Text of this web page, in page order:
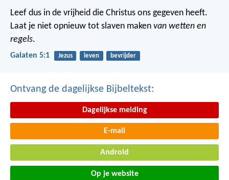
Leef dus in de vrijheid die Christus ons gegeven heeft.
Laat je niet opnieuw tot slaven maken van wetten en
regels.
Galaten 5:1 Jezus leven bevrijder
Ontvang de dagelijkse Bijbeltekst:
Dagelijkse melding
E-mail
Android
Op je website